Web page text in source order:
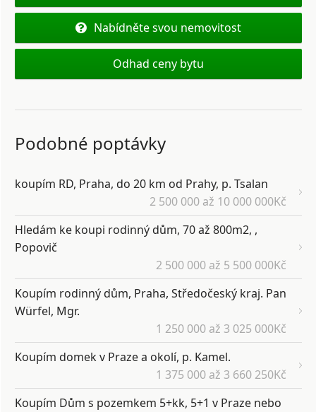
Nabídněte svou nemovitost
Odhad ceny bytu
Podobné poptávky
koupím RD, Praha, do 20 km od Prahy, p. Tsalan
2 500 000 až 10 000 000Kč
Hledám ke koupi rodinný dům, 70 až 800m2, ,
Popovič
2 500 000 až 5 500 000Kč
Koupím rodinný dům, Praha, Středočeský kraj. Pan
Würfel, Mgr.
1 250 000 až 3 025 000Kč
Koupím domek v Praze a okolí, p. Kamel.
1 375 000 až 3 660 250Kč
Koupím Dům s pozemkem 5+kk, 5+1 v Praze nebo